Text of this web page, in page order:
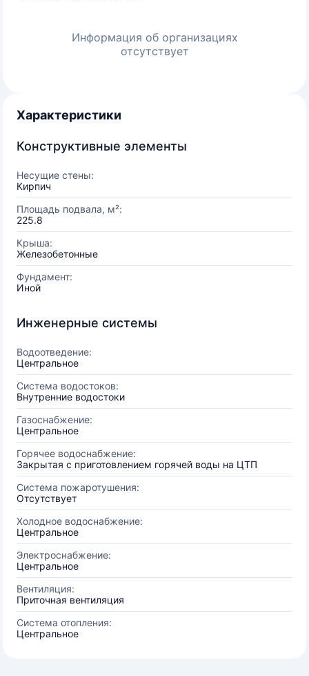
Информация об организациях
отсутствует
Характеристики
Конструктивные элементы
Несущие стены:
Кирпич
Площадь подвала, м²:
225.8
Крыша:
Железобетонные
Фундамент:
Иной
Инженерные системы
Водоотведение:
Центральное
Система водостоков:
Внутренние водостоки
Газоснабжение:
Центральное
Горячее водоснабжение:
Закрытая с приготовлением горячей воды на ЦТП
Система пожаротушения:
Отсутствует
Холодное водоснабжение:
Центральное
Электроснабжение:
Центральное
Вентиляция:
Приточная вентиляция
Система отопления:
Центральное